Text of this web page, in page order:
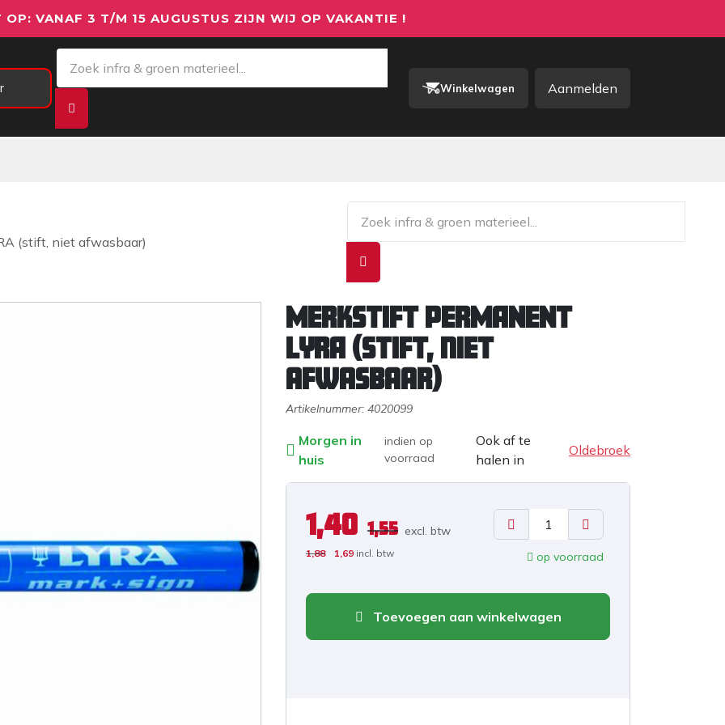
OP: VANAF 3 T/M 15 AUGUSTUS ZIJN WIJ OP VAKANTIE !
Winkelwagen Aanmelden
(stift, niet afwasbaar)
MERKSTIFT PERMANENT
LYRA (stift, niet
afwasbaar)
Artikelnummer: 4020099
Morgen in
huis
indien op
voorraad
Ook af te
halen in
Oldebroek
1,40 1,55 excl. btw
1,88 1,69 incl. btw op voorraad
Toevoegen aan winkelwagen